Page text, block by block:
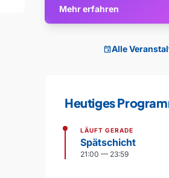
Mehr erfahren
eventAlle
Heutiges
LÄUFT GERADE
Spätschicht
21:00 — 23:59